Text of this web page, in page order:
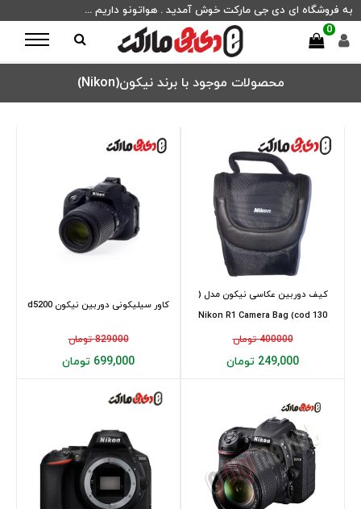
به فروشگاه ای دی جی مارکت خوش آمدید . هواتونو داریم ...
0
محصولات موجود با برند نیکون(Nikon)
کاور سیلیکونی دوربین نیکون d5200
829000 تومان
699,000 تومان
کیف دوربین عکاسی نیکون مدل (
Nikon R1 Camera Bag (cod 130
400000 تومان
249,000 تومان